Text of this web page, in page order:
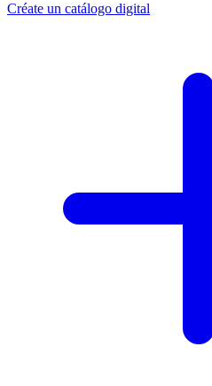
Créate un catálogo digital